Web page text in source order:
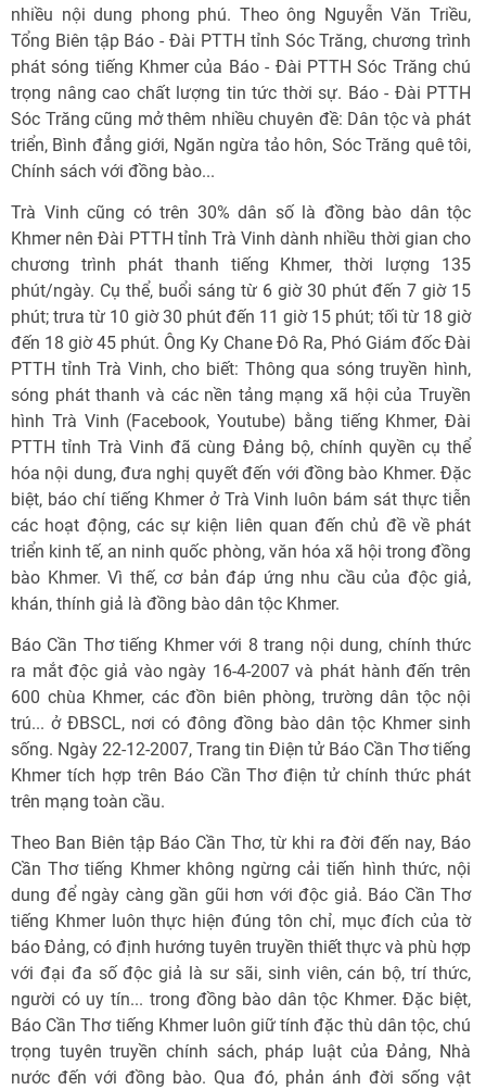
nhiều nội dung phong phú. Theo ông Nguyễn Văn Triều,
Tổng Biên tập Báo - Đài PTTH tỉnh Sóc Trăng, chương trình
phát sóng tiếng Khmer của Báo - Đài PTTH Sóc Trăng chú
trọng nâng cao chất lượng tin tức thời sự. Báo - Đài PTTH
Sóc Trăng cũng mở thêm nhiều chuyên đề: Dân tộc và phát
triển, Bình đẳng giới, Ngăn ngừa tảo hôn, Sóc Trăng quê tôi,
Chính sách với đồng bào...
Trà Vinh cũng có trên 30% dân số là đồng bào dân tộc
Khmer nên Đài PTTH tỉnh Trà Vinh dành nhiều thời gian cho
chương trình phát thanh tiếng Khmer, thời lượng 135
phút/ngày. Cụ thể, buổi sáng từ 6 giờ 30 phút đến 7 giờ 15
phút; trưa từ 10 giờ 30 phút đến 11 giờ 15 phút; tối từ 18 giờ
đến 18 giờ 45 phút. Ông Ky Chane Đô Ra, Phó Giám đốc Đài
PTTH tỉnh Trà Vinh, cho biết: Thông qua sóng truyền hình,
sóng phát thanh và các nền tảng mạng xã hội của Truyền
hình Trà Vinh (Facebook, Youtube) bằng tiếng Khmer, Đài
PTTH tỉnh Trà Vinh đã cùng Đảng bộ, chính quyền cụ thể
hóa nội dung, đưa nghị quyết đến với đồng bào Khmer. Đặc
biệt, báo chí tiếng Khmer ở Trà Vinh luôn bám sát thực tiễn
các hoạt động, các sự kiện liên quan đến chủ đề về phát
triển kinh tế, an ninh quốc phòng, văn hóa xã hội trong đồng
bào Khmer. Vì thế, cơ bản đáp ứng nhu cầu của độc giả,
khán, thính giả là đồng bào dân tộc Khmer.
Báo Cần Thơ tiếng Khmer với 8 trang nội dung, chính thức
ra mắt độc giả vào ngày 16-4-2007 và phát hành đến trên
600 chùa Khmer, các đồn biên phòng, trường dân tộc nội
trú... ở ĐBSCL, nơi có đông đồng bào dân tộc Khmer sinh
sống. Ngày 22-12-2007, Trang tin Điện tử Báo Cần Thơ tiếng
Khmer tích hợp trên Báo Cần Thơ điện tử chính thức phát
trên mạng toàn cầu.
Theo Ban Biên tập Báo Cần Thơ, từ khi ra đời đến nay, Báo
Cần Thơ tiếng Khmer không ngừng cải tiến hình thức, nội
dung để ngày càng gần gũi hơn với độc giả. Báo Cần Thơ
tiếng Khmer luôn thực hiện đúng tôn chỉ, mục đích của tờ
báo Đảng, có định hướng tuyên truyền thiết thực và phù hợp
với đại đa số độc giả là sư sãi, sinh viên, cán bộ, trí thức,
người có uy tín... trong đồng bào dân tộc Khmer. Đặc biệt,
Báo Cần Thơ tiếng Khmer luôn giữ tính đặc thù dân tộc, chú
trọng tuyên truyền chính sách, pháp luật của Đảng, Nhà
nước đến với đồng bào. Qua đó, phản ánh đời sống vật